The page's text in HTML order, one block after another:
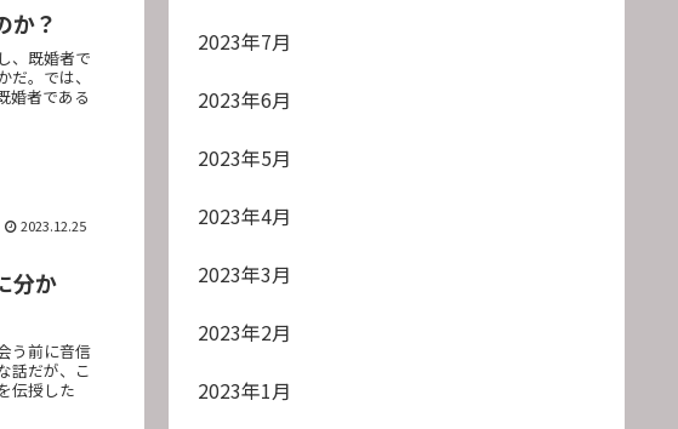
か？
、既婚者で
。では、
婚者である
2023.12.25
分か
う前に音信
話だが、こ
伝授した
2023年7月
2023年6月
2023年5月
2023年4月
2023年3月
2023年2月
2023年1月